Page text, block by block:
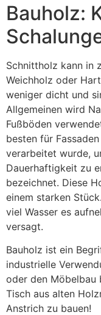
Bauholz:
Schnittholz kann in
Weichholz oder
weniger dicht und
Allgemeinen wird
Fußböden
besten für
verarbeitet wurde,
Dauerhaftigkeit zu
bezeichnet. Diese
einem starken
viel Wasser es
versagt.
Bauholz ist ein
industrielle
oder den Möbelbau
Tisch aus alten
Anstrich zu bauen!